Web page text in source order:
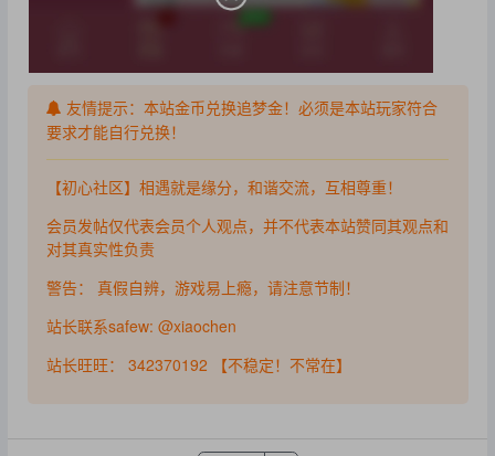
友情提示：本站金币兑换追梦金！必须是本站玩家符合
要求才能自行兑换！
【初心社区】相遇就是缘分，和谐交流，互相尊重！
会员发帖仅代表会员个人观点，并不代表本站赞同其观点和
对其真实性负责
警告： 真假自辨，游戏易上瘾，请注意节制！
站长联系safew: @xiaochen
站长旺旺： 342370192 【不稳定！不常在】